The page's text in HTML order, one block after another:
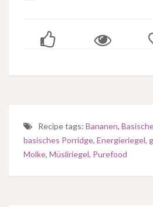
Recipe tags: Bananen,
basisches Porridge, Energieriegel,
Molke, Müsliriegel, Purefood